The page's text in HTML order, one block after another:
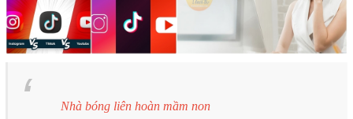
Nhà bóng liên hoàn mầm non